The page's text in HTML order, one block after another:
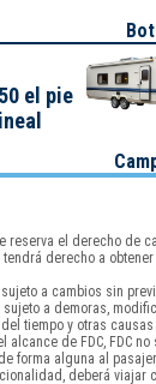
el pie
lineal
reserva el derecho de
derecho a
a cambios sin
a demoras,
tiempo y otras causas
alcance de FDC, FDC
forma alguna al
deberá viajar